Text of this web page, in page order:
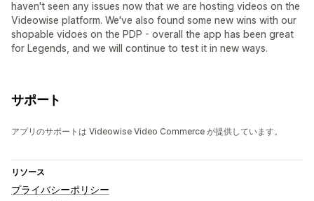
haven't seen any issues now that we are hosting videos on the
Videowise platform. We've also found some new wins with our
shopable vidoes on the PDP - overall the app has been great
for Legends, and we will continue to test it in new ways.
サポート
アプリのサポートは Videowise Video Commerce が提供しています。
リソース
プライバシーポリシー